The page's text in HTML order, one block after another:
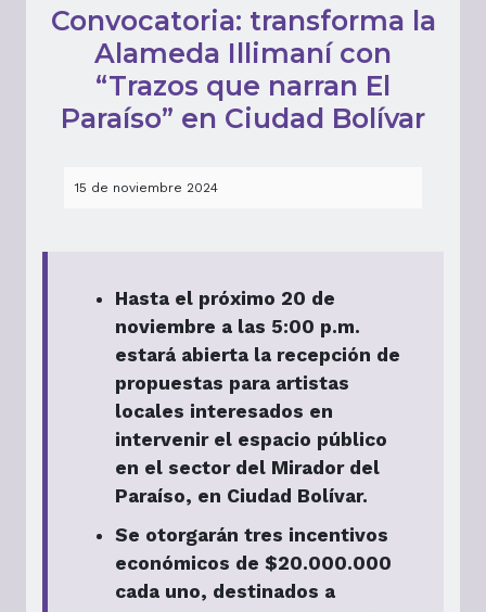
Convocatoria: transforma la
Alameda Illimaní con
“Trazos que narran El
Paraíso” en Ciudad Bolívar
15 de noviembre 2024
Hasta el próximo 20 de
noviembre a las 5:00 p.m.
estará abierta la recepción de
propuestas para artistas
locales interesados ​​en
intervenir el espacio público
en el sector del Mirador del
Paraíso, en Ciudad Bolívar.
Se otorgarán tres incentivos
económicos de $20.000.000
cada uno, destinados a